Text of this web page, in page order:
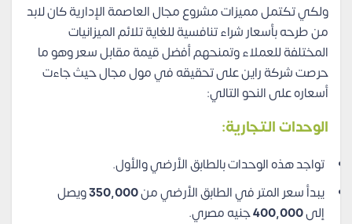
ولكي تكتمل مميزات مشروع مجال العاصمة الإدارية كان لابد
من طرحه بأسعار شراء تنافسية للغاية تلائم الميزانيات
المختلفة للعملاء وتمنحهم أفضل قيمة مقابل سعر وهو ما
حرصت شركة راين على تحقيقه في مول مجال حيث جاءت
أسعاره على النحو التالي:
الوحدات التجارية:
تواجد هذه الوحدات بالطابق الأرضي والأول.
يبدأ سعر المتر في الطابق الأرضي من350,000ويصل
إلى400,000جنيه مصري.